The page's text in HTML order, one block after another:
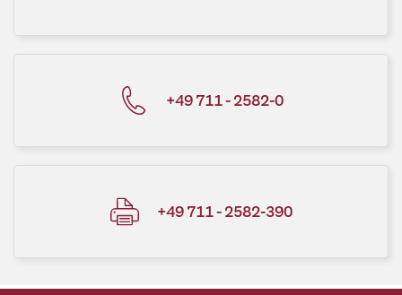
+49 711 - 2582-0
+49 711 - 2582-390